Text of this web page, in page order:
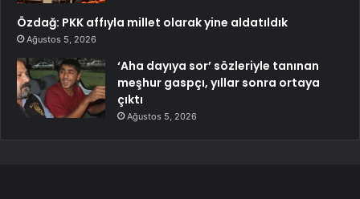
Özdağ: PKK affıyla millet olarak yine aldatıldık
Ağustos 5, 2026
‘Aha dayıya sor’ sözleriyle tanınan
meşhur gaspçı, yıllar sonra ortaya
çıktı
Ağustos 5, 2026